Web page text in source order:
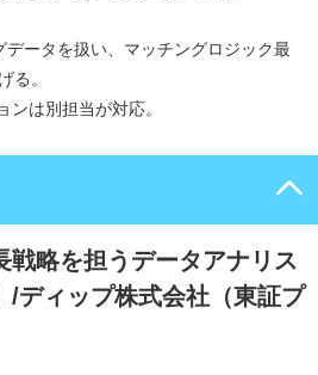
データを扱い、マッチングロジック最
る。
は別担当が対応。
戦略を担うデータアナリス
/ディップ株式会社（東証プ